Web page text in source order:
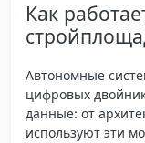
Как
Автономные
цифровых
данные: от
используют эти